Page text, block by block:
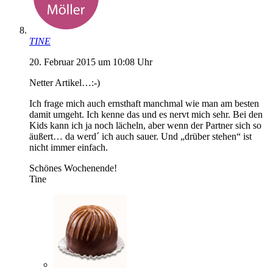
TINE
20. Februar 2015 um 10:08 Uhr
Netter Artikel…:-)
Ich frage mich auch ernsthaft manchmal wie man am besten
damit umgeht. Ich kenne das und es nervt mich sehr. Bei den
Kids kann ich ja noch lächeln, aber wenn der Partner sich so
äußert… da werd´ ich auch sauer. Und „drüber stehen“ ist
nicht immer einfach.
Schönes Wochenende!
Tine